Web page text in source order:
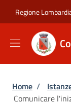
Regione
Briciole
Home /
Comunicare